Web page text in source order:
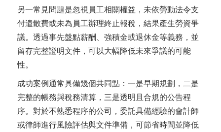
另一常見問題是忽視員工相關權益，未依勞動法令支
付遣散費或未為員工辦理終止報稅，結果產生勞資爭
議。透過事先盤點薪酬、強積金或退休金等義務，並
留存完整證明文件，可以大幅降低未來爭議的可能
性。
成功案例通常具備幾個共同點：一是早期規劃，二是
完整的帳務與稅務清算，三是透明且合規的公告程
序。對於不熟悉程序的公司，委託具備經驗的會計師
或律師進行風險評估與文件準備，可節省時間並降低